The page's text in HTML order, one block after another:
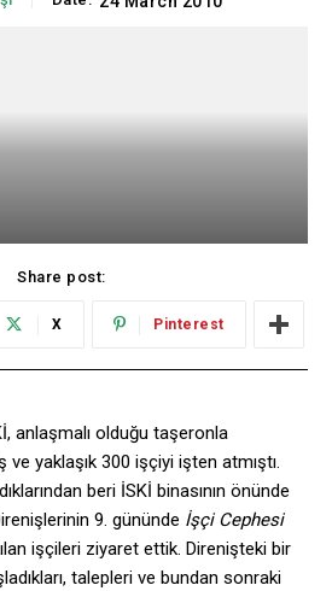
Share post:
X Pinterest
anlaşmalı olduğu taşeronla
yaklaşık 300 işçiyi işten atmıştı.
beri İSKİ binasının önünde
9. gününde İşçi Cephesi
işçileri ziyaret ettik. Direnişteki bir
talepleri ve bundan sonraki